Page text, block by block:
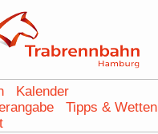
Kalender
Tipps & Wetten